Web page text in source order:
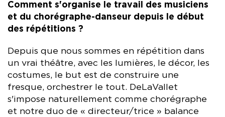
Comment s'organise le travail des musiciens
et du chorégraphe-danseur depuis le début
des répétitions ?
Depuis que nous sommes en répétition dans
un vrai théâtre, avec les lumières, le décor, les
costumes, le but est de construire une
fresque, orchestrer le tout. DeLaVallet
s'impose naturellement comme chorégraphe
et notre duo de « directeur/trice » balance